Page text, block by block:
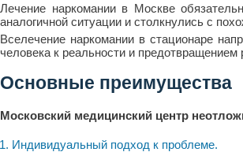
Лечение наркомании в Москве
аналогичной ситуации и столкнулись с
Вселечение наркомании в стационаре
человека к реальности и
Основные преимущества
Московский медицинский центр
Индивидуальный подход к проблеме.